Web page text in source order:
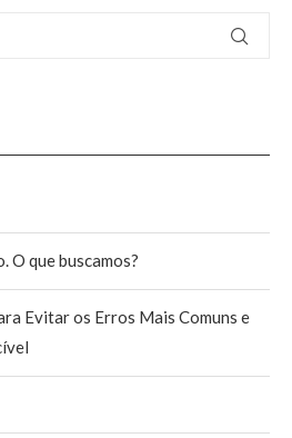
que buscamos?
Evitar os Erros Mais Comuns e